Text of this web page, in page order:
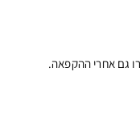
גם אחרי ההקפאה.